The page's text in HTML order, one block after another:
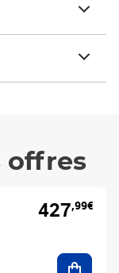
offres
427,99€